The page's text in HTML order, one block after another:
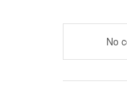
No